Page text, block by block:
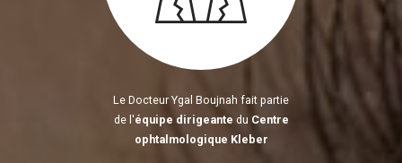
Le Docteur Ygal Boujnah fait partie
de l'équipe dirigeante du Centre
ophtalmologique Kleber